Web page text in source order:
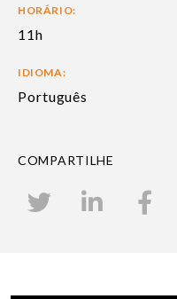
HORÁRIO:
11h
IDIOMA:
Português
COMPARTILHE